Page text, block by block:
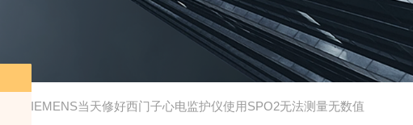
SIEMENS当天修好西门子心电监护仪使用SPO2无法测量无数值